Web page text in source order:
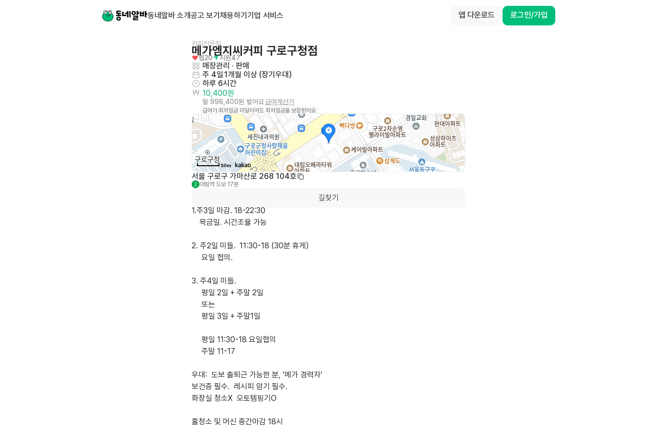
동네알바 소개공고 보기 채용하기 기업 서비스 앱 다운로드 로그인/가입
커피전문점
메가엠지씨커피 구로구청점
찜20 지원47
매장관리 · 판매
주 4일1개월 이상 (장기우대)
하루 6시간
10,400원
월 998,400원 벌어요급여계산기
급여가 최저임금 미달이어도 최저임금을 보장받아요
50m
서울 구로구 가마산로 268 104호
2 대림역 도보 17분
길찾기
1.주3일 마감. 18-22:30
2. 주2일 미들.  11:30-18 (30분 휴게)
3. 주4일 미들.
우대:  도보 출퇴근 가능한 분, ‘메가 경력자'
보건증 필수.  레시피 암기 필수.
화장실 청소X  오토템핑기O
홀청소 및 머신 중간마감 18시